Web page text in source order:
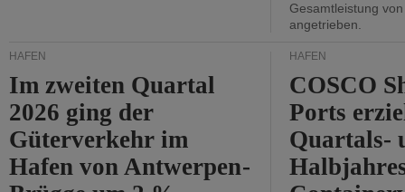
Gesamtleistung
angetrieben.
HÄFEN
Im zweiten Quartal
2026 ging der
Güterverkehr im
Hafen von Antwerpen-
HÄFEN
COSCO
Ports
Quartals-